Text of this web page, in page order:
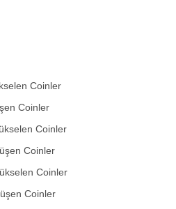
Coinler
Coinler
Coinler
Coinler
Coinler
Coinler